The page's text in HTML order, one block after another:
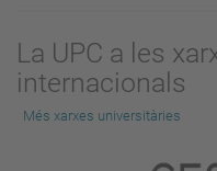
La UPC a les
internacionals
Més xarxes universitàries